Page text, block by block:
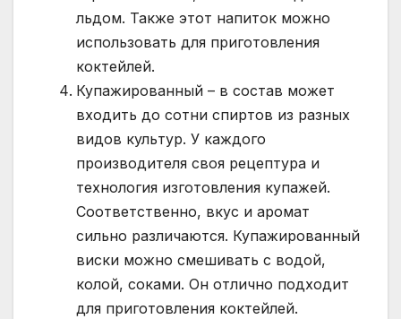
льдом. Также этот напиток можно
использовать для приготовления
коктейлей.
Купажированный – в состав может
входить до сотни спиртов из разных
видов культур. У каждого
производителя своя рецептура и
технология изготовления купажей.
Соответственно, вкус и аромат
сильно различаются. Купажированный
виски можно смешивать с водой,
колой, соками. Он отлично подходит
для приготовления коктейлей.